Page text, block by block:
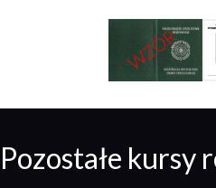
Pozostałe kursy